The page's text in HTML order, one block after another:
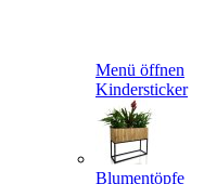
Menü öffnen
Kindersticker
Blumentöpfe